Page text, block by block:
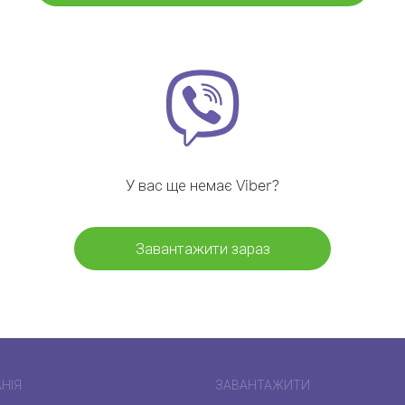
У вас ще немає Viber?
Завантажити зараз
ЗАВАНТАЖИТИ